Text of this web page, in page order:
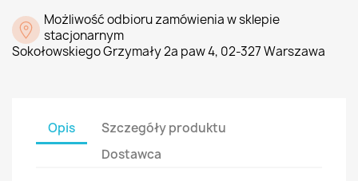
Możliwość odbioru zamówienia w sklepie
stacjonarnym
Sokołowskiego Grzymały 2a paw 4, 02-327 Warszawa
Opis
Szczegóły produktu
Dostawca